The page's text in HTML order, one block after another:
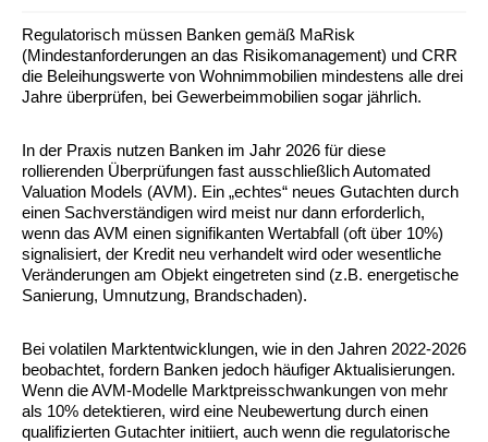
Regulatorisch müssen Banken gemäß MaRisk
(Mindestanforderungen an das Risikomanagement) und CRR
die Beleihungswerte von Wohnimmobilien mindestens alle drei
Jahre überprüfen, bei Gewerbeimmobilien sogar jährlich.
In der Praxis nutzen Banken im Jahr 2026 für diese
rollierenden Überprüfungen fast ausschließlich Automated
Valuation Models (AVM). Ein „echtes“ neues Gutachten durch
einen Sachverständigen wird meist nur dann erforderlich,
wenn das AVM einen signifikanten Wertabfall (oft über 10%)
signalisiert, der Kredit neu verhandelt wird oder wesentliche
Veränderungen am Objekt eingetreten sind (z.B. energetische
Sanierung, Umnutzung, Brandschaden).
Bei volatilen Marktentwicklungen, wie in den Jahren 2022-2026
beobachtet, fordern Banken jedoch häufiger Aktualisierungen.
Wenn die AVM-Modelle Marktpreisschwankungen von mehr
als 10% detektieren, wird eine Neubewertung durch einen
qualifizierten Gutachter initiiert, auch wenn die regulatorische